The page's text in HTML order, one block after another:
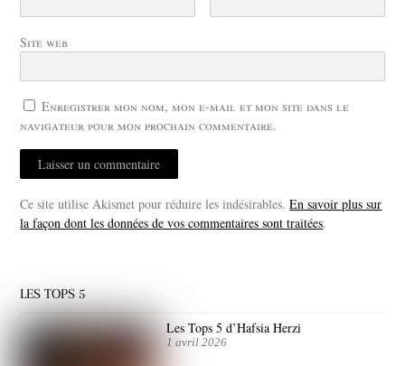
Site web
Enregistrer mon nom, mon e-mail et mon site dans le
navigateur pour mon prochain commentaire.
Ce site utilise Akismet pour réduire les indésirables.En savoir plus sur
la façon dont les données de vos commentaires sont traitées.
LES TOPS 5
Les Tops 5 d’Hafsia Herzi
1 avril 2026